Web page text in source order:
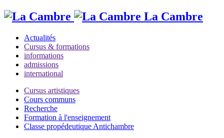
La Cambre
Actualités
Cursus & formations
informations
admissions
international
Cursus artistiques
Cours communs
Recherche
Formation à l'enseignement
Classe propédeutique Antichambre